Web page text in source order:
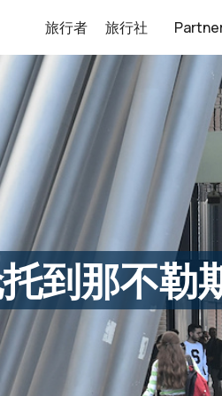
旅行者 旅行社
到那不勒